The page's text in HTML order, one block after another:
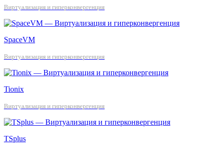
Виртуализация и гиперконвергенция
SpaceVM
Виртуализация и гиперконвергенция
Tionix
Виртуализация и гиперконвергенция
TSplus